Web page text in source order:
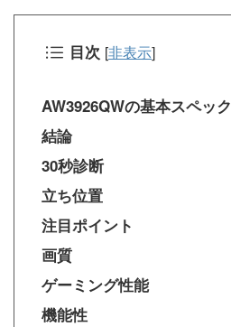
目次 [非表示]
AW3926QWの基本スペック
結論
30秒診断
立ち位置
注目ポイント
画質
ゲーミング性能
機能性